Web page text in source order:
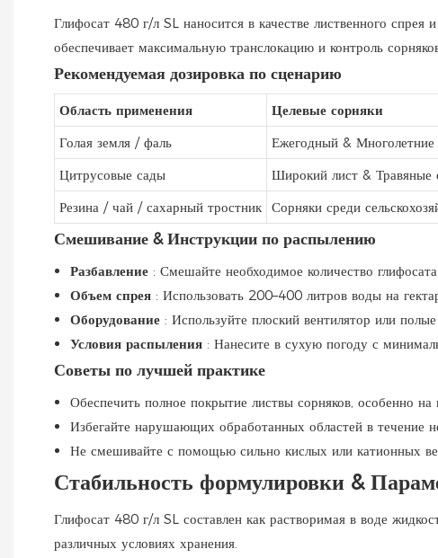
Глифосат 480 г/л SL наносится в качестве лиственного
обеспечивает максимальную транслокацию и контроль
Рекомендуемая дозировка по сценарию
Область применения Целевые сорняки
Голая земля / фаль
Ежегодный & Многолетние
Цитрусовые сады
Широкий лист & Травяные
Резина / чай / сахарный тростник Сорняки среди
Смешивание & Инструкции по распылению
Разбавление : Смешайте необходимое количество
Объем спрея : Использовать 200–400 литров воды на
Оборудование : Используйте плоский вентилятор или
Условия распыления : Нанесите в сухую погоду с
Советы по лучшей практике
Обеспечить полное покрытие листвы сорняков, особенно на
Избегайте нарушающих обработанных областей в течение
Не смешивайте с помощью сильно кислых или катионных
Стабильность формулировки &
Глифосат 480 г/л SL составлен как растворимая в воде
различных условиях хранения.